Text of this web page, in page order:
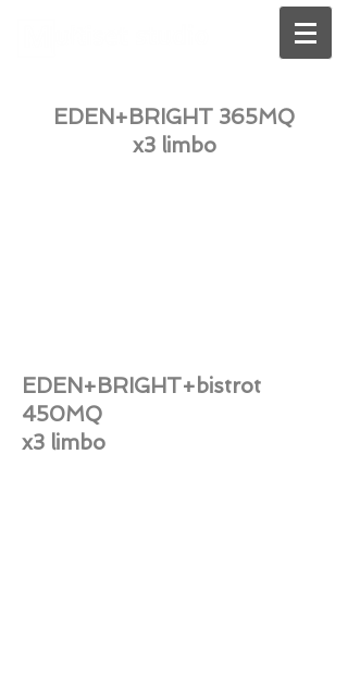
EDEN+BRIGHT 365MQ
x3 limbo
EDEN+BRIGHT+bistrot
450MQ
x3 limbo